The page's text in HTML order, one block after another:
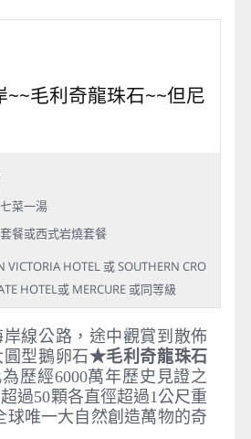
~~毛利奇龍珠石~~但尼
菜一湯
餐或西式岩燒套餐
VICTORIA HOTEL 或 SOUTHERN CRO
HOTEL或 MERCURE 或同等級
線公路，途中觀賞到散佈
型鵝卵石★毛利奇龍珠石
歷經6000萬年歷史見證之
過50顆各直徑超過1公尺重
球唯一大自然創造萬物的奇